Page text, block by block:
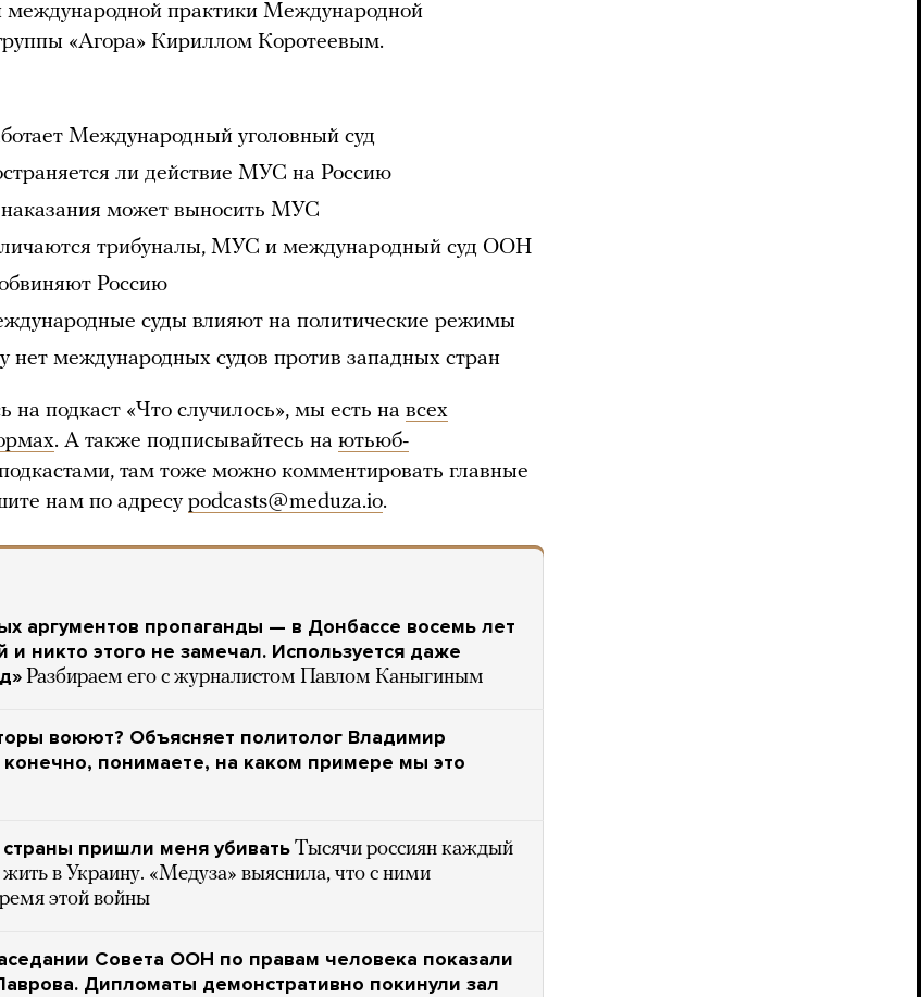
международной практики Международной
«Агора» Кириллом Коротеевым.
Международный уголовный суд
ли действие МУС на Россию
может выносить МУС
трибуналы, МУС и международный суд ООН
Россию
суды влияют на политические режимы
нет международных судов против западных стран
на подкаст «Что случилось», мы есть на всех
. А также подписывайтесь на ютьюб-
там тоже можно комментировать главные
нам по адресу podcasts@meduza.io.
аргументов пропаганды — в Донбассе восемь лет
и никто этого не замечал. Используется даже
Разбираем его с журналистом Павлом Каныгиным
воюют? Объясняет политолог Владимир
понимаете, на каком примере мы это
пришли меня убивать Тысячи россиян каждый
в Украину. «Медуза» выяснила, что с ними
этой войны
Совета ООН по правам человека показали
Дипломаты демонстративно покинули зал